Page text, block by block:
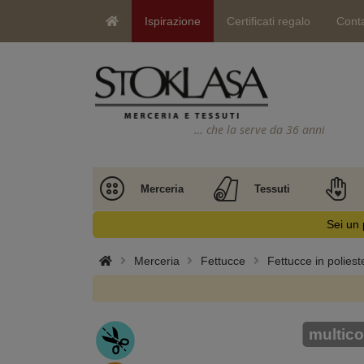
Ispirazione Certificati regalo
… che la serve da 36 anni
Merceria Tessuti
Sei un
Merceria Fettucce Fettucce in